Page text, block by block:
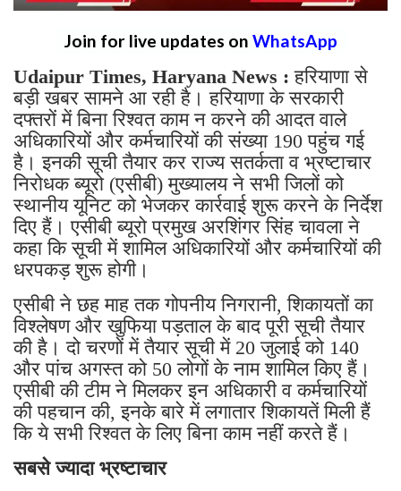
Join for live updates on WhatsApp
Udaipur Times, Haryana News : हरियाणा से
बड़ी खबर सामने आ रही है। हरियाणा के सरकारी
दफ्तरों में बिना रिश्वत काम न करने की आदत वाले
अधिकारियों और कर्मचारियों की संख्या 190 पहुंच गई
है। इनकी सूची तैयार कर राज्य सतर्कता व भ्रष्टाचार
निरोधक ब्यूरो (एसीबी) मुख्यालय ने सभी जिलों को
स्थानीय यूनिट को भेजकर कार्रवाई शुरू करने के निर्देश
दिए हैं। एसीबी ब्यूरो प्रमुख अरशिंगर सिंह चावला ने
कहा कि सूची में शामिल अधिकारियों और कर्मचारियों की
धरपकड़ शुरू होगी।
एसीबी ने छह माह तक गोपनीय निगरानी, शिकायतों का
विश्लेषण और खुफिया पड़ताल के बाद पूरी सूची तैयार
की है। दो चरणों में तैयार सूची में 20 जुलाई को 140
और पांच अगस्त को 50 लोगों के नाम शामिल किए हैं।
एसीबी की टीम ने मिलकर इन अधिकारी व कर्मचारियों
की पहचान की, इनके बारे में लगातार शिकायतें मिली हैं
कि ये सभी रिश्वत के लिए बिना काम नहीं करते हैं।
सबसे ज्यादा भ्रष्टाचार